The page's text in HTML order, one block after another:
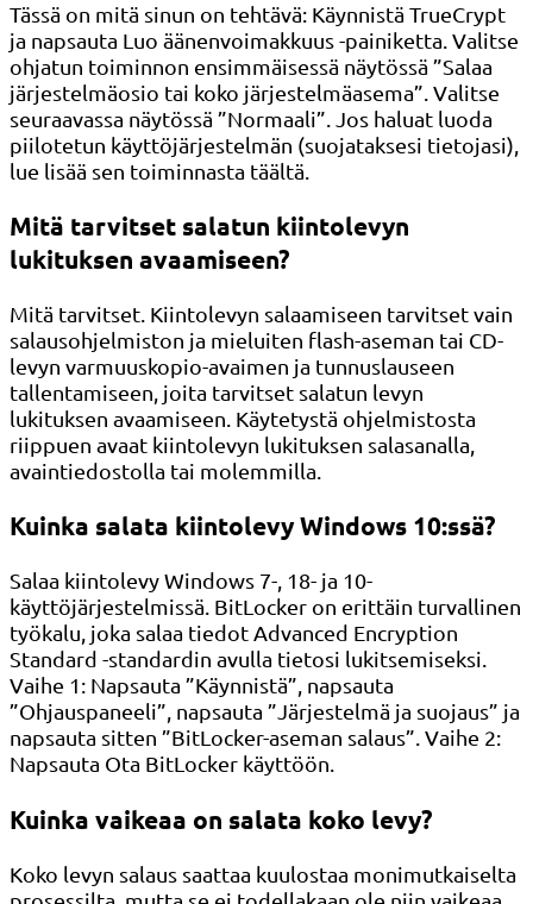
Tässä on mitä sinun on tehtävä: Käynnistä TrueCrypt
ja napsauta Luo äänenvoimakkuus -painiketta. Valitse
ohjatun toiminnon ensimmäisessä näytössä ”Salaa
järjestelmäosio tai koko järjestelmäasema”. Valitse
seuraavassa näytössä ”Normaali”. Jos haluat luoda
piilotetun käyttöjärjestelmän (suojataksesi tietojasi),
lue lisää sen toiminnasta täältä.
Mitä tarvitset salatun kiintolevyn
lukituksen avaamiseen?
Mitä tarvitset. Kiintolevyn salaamiseen tarvitset vain
salausohjelmiston ja mieluiten flash-aseman tai CD-
levyn varmuuskopio-avaimen ja tunnuslauseen
tallentamiseen, joita tarvitset salatun levyn
lukituksen avaamiseen. Käytetystä ohjelmistosta
riippuen avaat kiintolevyn lukituksen salasanalla,
avaintiedostolla tai molemmilla.
Kuinka salata kiintolevy Windows 10:ssä?
Salaa kiintolevy Windows 7-, 18- ja 10-
käyttöjärjestelmissä. BitLocker on erittäin turvallinen
työkalu, joka salaa tiedot Advanced Encryption
Standard -standardin avulla tietosi lukitsemiseksi.
Vaihe 1: Napsauta ”Käynnistä”, napsauta
”Ohjauspaneeli”, napsauta ”Järjestelmä ja suojaus” ja
napsauta sitten ”BitLocker-aseman salaus”. Vaihe 2:
Napsauta Ota BitLocker käyttöön.
Kuinka vaikeaa on salata koko levy?
Koko levyn salaus saattaa kuulostaa monimutkaiselta